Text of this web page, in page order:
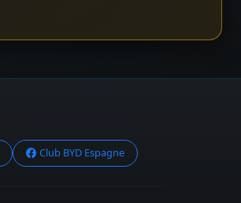
Club BYD Espagne